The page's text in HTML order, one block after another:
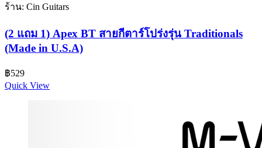
ร้าน: Cin Guitars
(2 แถม 1) Apex BT สายกีตาร์โปร่งรุ่น Traditionals
(Made in U.S.A)
฿529
Quick View